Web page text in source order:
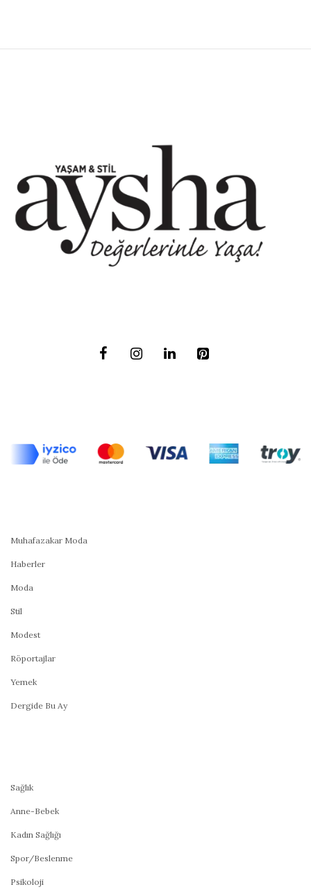
Muhafazakar Moda
Haberler
Moda
Stil
Modest
Röportajlar
Yemek
Dergide Bu Ay
Sağlık
Anne-Bebek
Kadın Sağlığı
Spor/Beslenme
Psikoloji